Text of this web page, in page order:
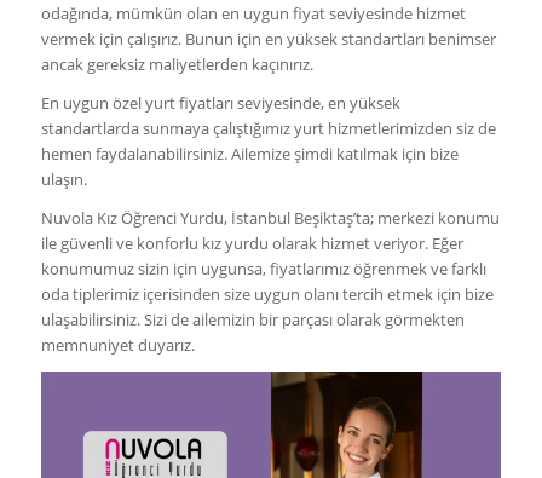
odağında, mümkün olan en uygun fiyat seviyesinde hizmet
vermek için çalışırız. Bunun için en yüksek standartları benimser
ancak gereksiz maliyetlerden kaçınırız.
En uygun özel yurt fiyatları seviyesinde, en yüksek
standartlarda sunmaya çalıştığımız yurt hizmetlerimizden siz de
hemen faydalanabilirsiniz. Ailemize şimdi katılmak için bize
ulaşın.
Nuvola Kız Öğrenci Yurdu, İstanbul Beşiktaş’ta; merkezi konumu
ile güvenli ve konforlu kız yurdu olarak hizmet veriyor. Eğer
konumumuz sizin için uygunsa, fiyatlarımız öğrenmek ve farklı
oda tiplerimiz içerisinden size uygun olanı tercih etmek için bize
ulaşabilirsiniz. Sizi de ailemizin bir parçası olarak görmekten
memnuniyet duyarız.